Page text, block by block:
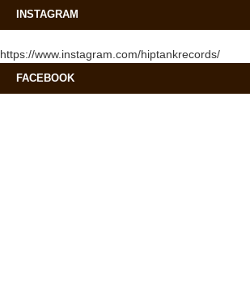
INSTAGRAM
https://www.instagram.com/hiptankrecords/
FACEBOOK